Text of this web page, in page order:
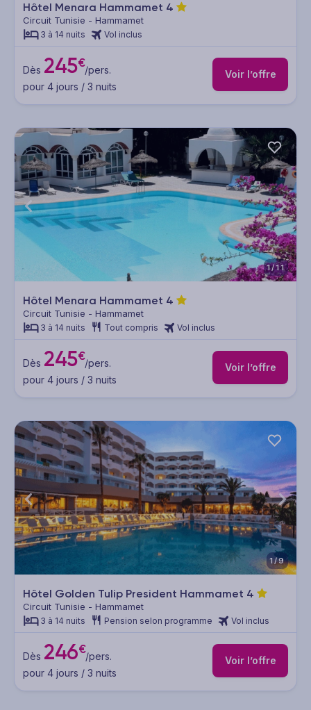
Hôtel Menara Hammamet 4
Circuit Tunisie - Hammamet
3 à 14 nuits Vol inclus
Dès 245€/pers.
pour 4 jours / 3 nuits
Voir l’offre
1/11
Hôtel Menara Hammamet 4
Circuit Tunisie - Hammamet
3 à 14 nuits Tout compris Vol inclus
Dès 245€/pers.
pour 4 jours / 3 nuits
Voir l’offre
1/9
Hôtel Golden Tulip President Hammamet 4
Circuit Tunisie - Hammamet
3 à 14 nuits Pension selon programme Vol inclus
Dès 246€/pers.
pour 4 jours / 3 nuits
Voir l’offre